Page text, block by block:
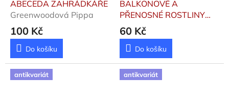
ABECEDA ZAHRÁDKÁŘE
Greenwoodová Pippa
100 Kč
Do košíku
BALKONOVÉ A
PŘENOSNÉ ROSTLINY
Mayer Joachim, Strauss
Friedrich
60 Kč
Do košíku
antikvariát antikvariát